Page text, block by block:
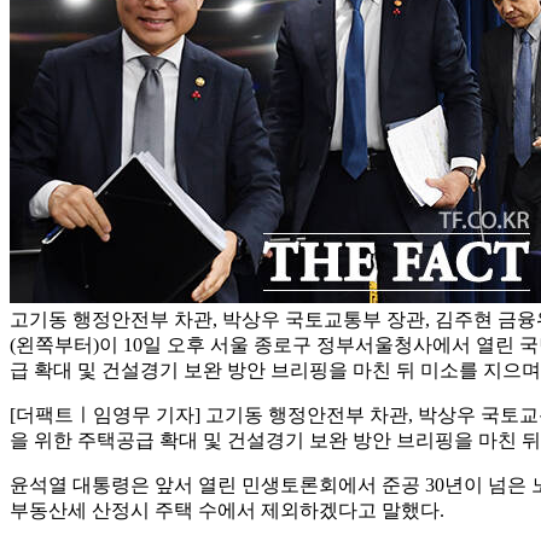
고기동 행정안전부 차관, 박상우 국토교통부 장관, 김주현 금
(왼쪽부터)이 10일 오후 서울 종로구 정부서울청사에서 열린
급 확대 및 건설경기 보완 방안 브리핑을 마친 뒤 미소를 지으
[더팩트ㅣ임영무 기자] 고기동 행정안전부 차관, 박상우 국토
을 위한 주택공급 확대 및 건설경기 보완 방안 브리핑을 마친
윤석열 대통령은 앞서 열린 민생토론회에서 준공 30년이 넘은
부동산세 산정시 주택 수에서 제외하겠다고 말했다.